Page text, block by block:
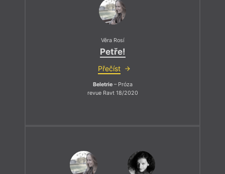
Věra Rosí
Petře!
Přečíst
Beletrie– Próza
revue Ravt 18/2020